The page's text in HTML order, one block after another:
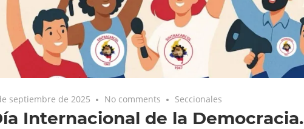
septiembre de 2025 No comments Seccionales
Internacional de la Democracia.